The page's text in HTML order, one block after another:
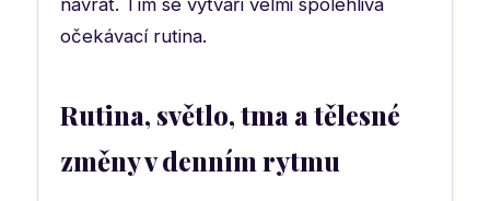
očekávací rutina.
Rutina, světlo, tma a tělesné
změny v denním rytmu